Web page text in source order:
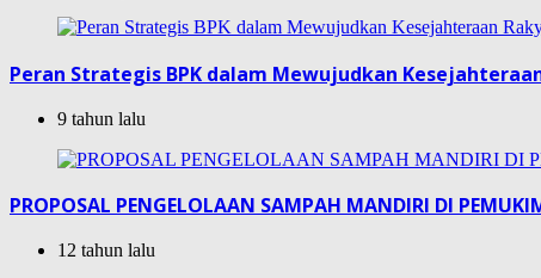
Peran Strategis BPK dalam Mewujudkan
9 tahun lalu
PROPOSAL PENGELOLAAN SAMPAH MANDIRI DI
12 tahun lalu